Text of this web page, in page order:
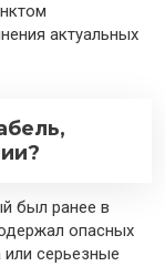
актуальных
был ранее в
опасных
или серьезные